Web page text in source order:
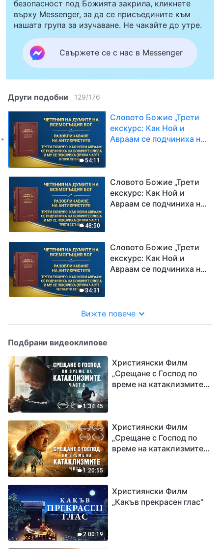
безопасност под Божията закрила, кликнете
върху Messenger, за да се присъедините към
нашата група за изучаване. Не чакайте до утре.
Свържете се с нас в Messenger
Други подобни 129/176
54:11
Словото Божие „Трети
екскурс: Как Ной и
Авраам се подчиниха на
48:50
Словото Божие „Трети
екскурс: Как Ной и
Авраам се подчиниха на
34:31
Словото Божие „Трети
екскурс: Как Ной и
Авраам се подчиниха на
Вижте повече
Подбрани видеоклипове
1:34:45
Християнски Филм
„Срещане с Господ по
време на катаклизмите“
1:20:55
Християнски Филм
„Срещане с Господ по
време на катаклизмите“
2:00:19
Християнски Филм
„Какъв прекрасен глас“